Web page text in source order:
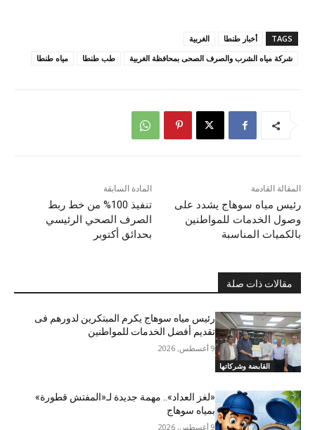
TAGS أخبار طنطا
الغربية
شركة مياه الشرب والصرف الصحى بمحافظة الغربية
طب طنطا مياه طنطا
المادة السابقة
تنفيذ 100% من خط ربط
الصرف الصحي الرئيسي
بحدائق أكتوبر
المقالة القادمة
رئيس مياه سوهاج يشدد على
وصول الخدمات للمواطنين
بالكميات المناسبة
مقالات ذات صلة
القابضة وشركاتها
رئيس مياه سوهاج يكرم المبتكرين لدورهم فى
تقديم أفضل الخدمات للمواطنين
9 أغسطس, 2026
«لغز العداد».. مهمة جديدة لـ«المفتش قطورة»
بمياه سوهاج
9 أغسطس, 2026